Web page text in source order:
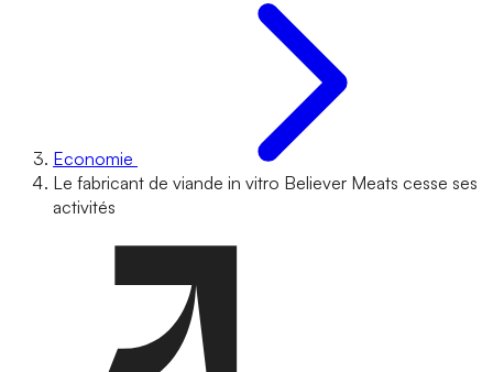
Economie
Le fabricant de viande in vitro Believer Meats cesse ses
activités